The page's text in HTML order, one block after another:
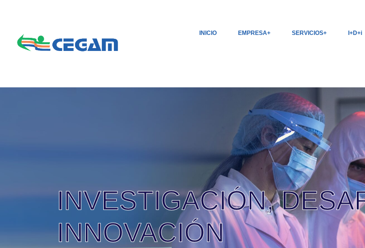
INICIO EMPRESA SERVICIOS I+D+i
INVESTIGACIÓN,
INNOVACIÓN